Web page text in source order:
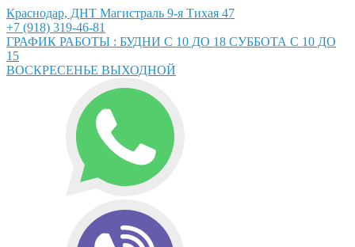
Краснодар, ДНТ Магистраль 9-я Тихая 47
+7 (918) 319-46-81
ГРАФИК РАБОТЫ : БУДНИ С 10 ДО 18 СУББОТА С 10 ДО
15
ВОСКРЕСЕНЬЕ ВЫХОДНОЙ